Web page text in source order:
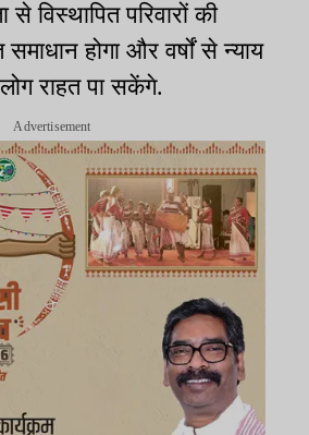
विस्थापित परिवारों की
होगा और वर्षों से न्याय
राहत पा सकेंगे.
Advertisement